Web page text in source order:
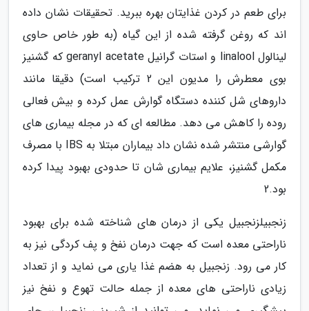
برای طعم در کردن غذایتان بهره ببرید. تحقیقات نشان داده
اند که روغن گرفته شده از این گیاه (به طور خاص حاوی
لینالول linalool و استات گرانیل geranyl acetate که گشنیز
بوی معطرش را مدیون این 2 ترکیب است) دقیقا مانند
داروهای شل کننده دستگاه گوارش عمل کرده و بیش فعالی
روده را کاهش می دهد. مطالعه ای که در مجله بیماری های
گوارشی منتشر شده نشان داد بیماران مبتلا به IBS با مصرف
مکمل گشنیز، علایم بیماری شان تا حدودی بهبود پیدا کرده
بود.2
زنجبیلزنجبیل یکی از درمان های شناخته شده برای بهبود
ناراحتی معده است که جهت درمان نفخ و پف کردگی نیز به
کار می رود. زنجبیل به هضم غذا یاری می نماید و از تعداد
زیادی ناراحتی های معده از جمله حالت تهوع و نفخ نیز